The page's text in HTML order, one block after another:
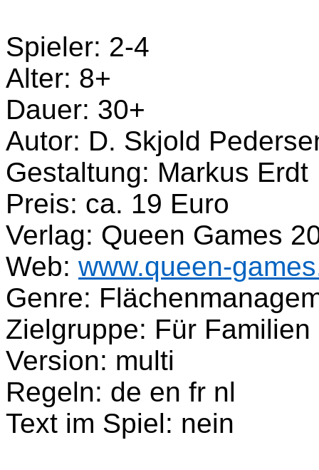
Spieler: 2-4
Alter: 8+
Dauer: 30+
Autor: D. Skjold
Gestaltung: Markus Erdt
Preis: ca. 19 Euro
Verlag: Queen Games
Web: www.queen-
Genre:
Zielgruppe: Für Familien
Version: multi
Regeln: de en fr nl
Text im Spiel: nein